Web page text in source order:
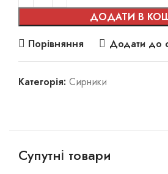
ДОДАТИ В
Порівняння
Додати до
Категорія: Сирники
Супутні товари